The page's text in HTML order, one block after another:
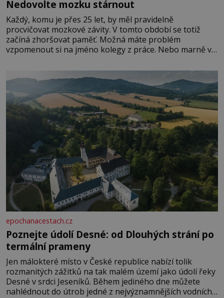
Nedovolte mozku stárnout
Každý, komu je přes 25 let, by měl pravidelně
procvičovat mozkové závity. V tomto období se totiž
začíná zhoršovat paměť. Možná máte problém
vzpomenout si na jméno kolegy z práce. Nebo marně v
Je to opravdu tak, s věkem jako kdyby se paměť
rozhodla stávkovat. Cvičte
epochanacestach.cz
Poznejte údolí Desné: od Dlouhých strání po
termální prameny
Jen málokteré místo v České republice nabízí tolik
rozmanitých zážitků na tak malém území jako údolí řeky
Desné v srdci Jeseníků. Během jediného dne můžete
nahlédnout do útrob jedné z nejvýznamnějších vodních